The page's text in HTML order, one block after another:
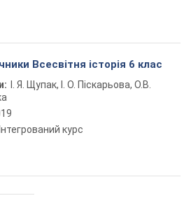
Всесвітня історія 6 клас
І. Я. Щупак, І. О. Піскарьова, О.В.
Інтегрований курс